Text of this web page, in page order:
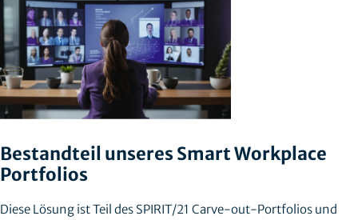
Bestandteil unseres Smart Workplace
Portfolios
Diese Lösung ist Teil des SPIRIT/21 Carve-out-Portfolios und